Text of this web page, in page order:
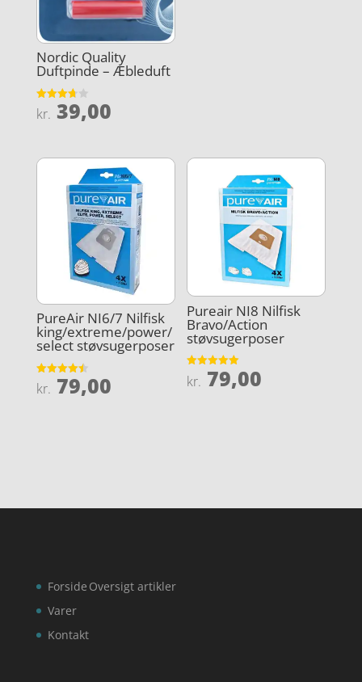
Nordic Quality
Duftpinde – Æbleduft
Vurderet
3.7
kr. 39,00
PureAir NI6/7 Nilfisk
king/extreme/power/
select støvsugerposer
Vurderet
4.5
kr. 79,00
Pureair NI8 Nilfisk
Bravo/Action
støvsugerposer
Vurderet
5
kr. 79,00
Forside
Varer
Kontakt
Oversigt artikler